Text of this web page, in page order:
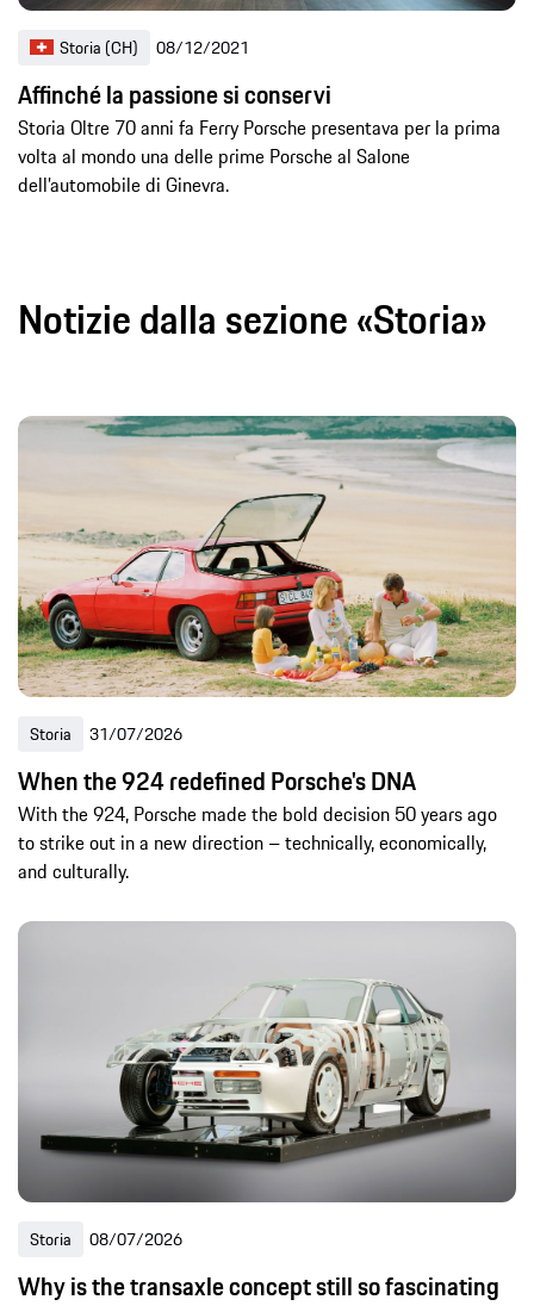
Storia (CH) 08/12/2021
Affinché la passione si conservi
Storia Oltre 70 anni fa Ferry Porsche presentava per la prima
volta al mondo una delle prime Porsche al Salone
dell’automobile di Ginevra.
Notizie dalla sezione «Storia»
Storia 31/07/2026
When the 924 redefined Porsche's DNA
With the 924, Porsche made the bold decision 50 years ago
to strike out in a new direction – technically, economically,
and culturally.
Storia 08/07/2026
Why is the transaxle concept still so fascinating